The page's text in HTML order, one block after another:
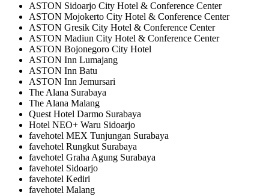
ASTON Sidoarjo City Hotel & Conference Center
ASTON Mojokerto City Hotel & Conference Center
ASTON Gresik City Hotel & Conference Center
ASTON Madiun City Hotel & Conference Center
ASTON Bojonegoro City Hotel
ASTON Inn Lumajang
ASTON Inn Batu
ASTON Inn Jemursari
The Alana Surabaya
The Alana Malang
Quest Hotel Darmo Surabaya
Hotel NEO+ Waru Sidoarjo
favehotel MEX Tunjungan Surabaya
favehotel Rungkut Surabaya
favehotel Graha Agung Surabaya
favehotel Sidoarjo
favehotel Kediri
favehotel Malang